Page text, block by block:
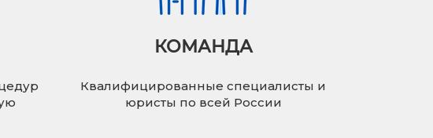
КОМАНДА
Квалифицированные специалисты и
юристы по всей России